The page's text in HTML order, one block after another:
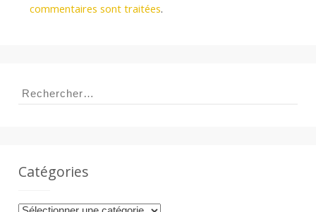
commentaires sont traitées.
Rechercher :
Catégories
Catégories